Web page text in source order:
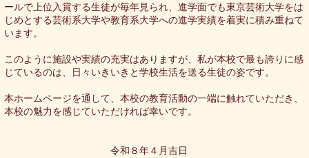
ールで上位入賞する生徒が毎年見られ、進学面でも東京芸術大学をは
じめとする芸術系大学や教育系大学への進学実績を着実に積み重ねて
います。
このように施設や実績の充実はありますが、私が本校で最も誇りに感
じているのは、日々いきいきと学校生活を送る生徒の姿です。
本ホームページを通して、本校の教育活動の一端に触れていただき、
本校の魅力を感じていただければ幸いです。
令和８年４月吉日